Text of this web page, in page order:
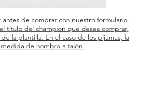
antes de comprar con nuestro formulario.
título del champion que desea comprar,
la plantilla. En el caso de los pijamas, la
medida de hombro a talón.